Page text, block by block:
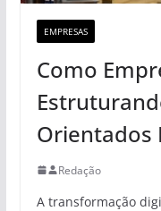
EMPRESAS
Como
Orientados
Redação
A transformação